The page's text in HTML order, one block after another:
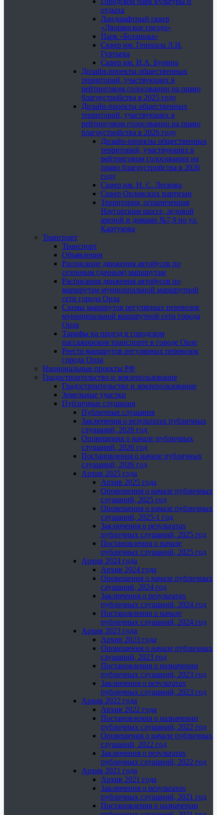
отдыха
Ландшафтный сквер
«Дворянское гнездо»
Парк «Ботаника»
Сквер им. Генерала Л.Н.
Гуртьева
Сквер им. И.А. Бунина
Дизайн-проекты общественных
территорий, участвующих в
рейтинговом голосовании на право
благоустройства в 2025 году
Дизайн-проекты общественных
территорий, участвующих в
рейтинговом голосовании на право
благоустройства в 2026 году
Дизайн-проекты общественных
территорий, участвующих в
рейтинговом голосовании на
право благоустройства в 2026
году
Сквер им. Н. С. Лескова
Сквер Орловских партизан
Территория, ограниченная
Наугорским шоссе, ледовой
ареной и домами №7,9 по ул.
Картукова
Транспорт
Транспорт
Объявления
Расписание движения автобусов по
сезонным (дачным) маршрутам
Расписания движения автобусов по
маршрутам муниципальной маршрутной
сети города Орла
Схемы маршрутов регулярных перевозок
муниципальной маршрутной сети города
Орла
Тарифы на проезд в городском
пассажирском транспорте в городе Орле
Реестр маршрутов регулярных перевозок
города Орла
Национальные проекты РФ
Градостроительство и землепользование
Градостроительство и землепользование
Земельные участки
Публичные слушания
Публичные слушания
Заключения о результатах публичных
слушаний, 2026 год
Оповещения о начале публичных
слушаний, 2026 год
Постановления о начале публичных
слушаний, 2026 год
Архив 2025 года
Архив 2025 года
Оповещения о начале публичных
слушаний, 2025 год
Оповещения о начале публичных
слушаний, 2025-1 год
Заключения о результатах
публичных слушаний, 2025 год
Постановления о начале
публичных слушаний, 2025 год
Архив 2024 года
Архив 2024 года
Оповещения о начале публичных
слушаний, 2024 год
Заключения о результатах
публичных слушаний, 2024 год
Постановления о начале
публичных слушаний, 2024 год
Архив 2023 года
Архив 2023 года
Оповещения о начале публичных
слушаний, 2023 год
Постановления о назначении
публичных слушаний, 2023 год
Заключения о результатах
публичных слушаний, 2023 год
Архив 2022 года
Архив 2022 года
Постановления о назначении
публичных слушаний, 2022 год
Оповещения о начале публичных
слушаний, 2022 год
Заключения о результатах
публичных слушаний, 2022 год
Архив 2021 года
Архив 2021 года
Заключения о результатах
публичных слушаний, 2021 год
Постановления о назначении